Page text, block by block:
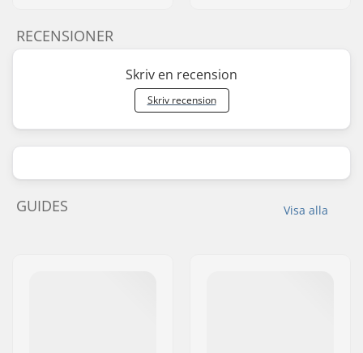
RECENSIONER
Skriv en recension
Skriv recension
Visa alla
GUIDES